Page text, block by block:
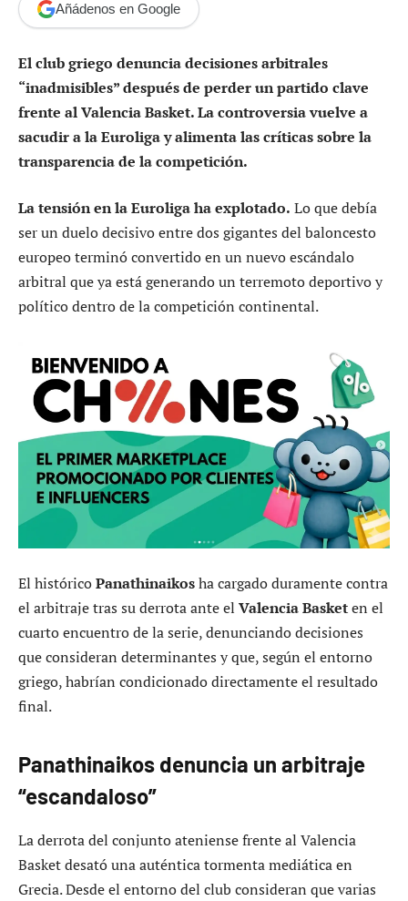
Añádenos en Google
El club griego denuncia decisiones arbitrales
“inadmisibles” después de perder un partido clave
frente al Valencia Basket. La controversia vuelve a
sacudir a la Euroliga y alimenta las críticas sobre la
transparencia de la competición.
La tensión en la Euroliga ha explotado. Lo que debía
ser un duelo decisivo entre dos gigantes del baloncesto
europeo terminó convertido en un nuevo escándalo
arbitral que ya está generando un terremoto deportivo y
político dentro de la competición continental.
El históricoPanathinaikosha cargado duramente contra
el arbitraje tras su derrota ante el Valencia Basketen el
cuarto encuentro de la serie, denunciando decisiones
que consideran determinantes y que, según el entorno
griego, habrían condicionado directamente el resultado
final.
Panathinaikos denuncia un arbitraje
“escandaloso”
La derrota del conjunto ateniense frente al Valencia
Basket desató una auténtica tormenta mediática en
Grecia. Desde el entorno del club consideran que varias